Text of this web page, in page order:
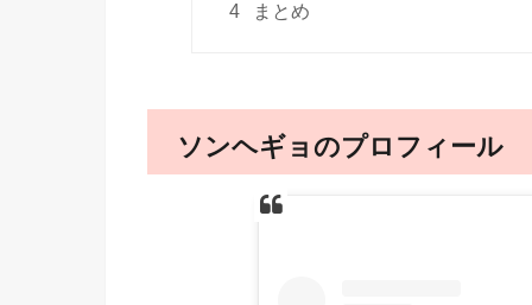
4 まとめ
ソンヘギョのプロフィール